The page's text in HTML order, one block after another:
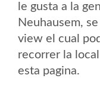
le gusta a la
Neuhausem,
view el cual
recorrer la
esta pagina.